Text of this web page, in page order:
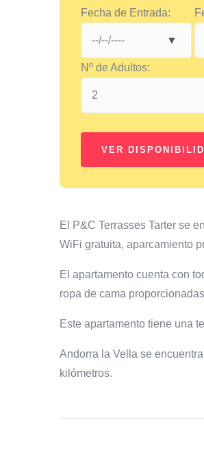
Fecha de Entrada:
Nº de Adultos:
El P&C Terrasses Tarter se
WiFi gratuita, aparcamiento
El apartamento cuenta con
ropa de cama
Este apartamento tiene una
Andorra la Vella se
kilómetros.